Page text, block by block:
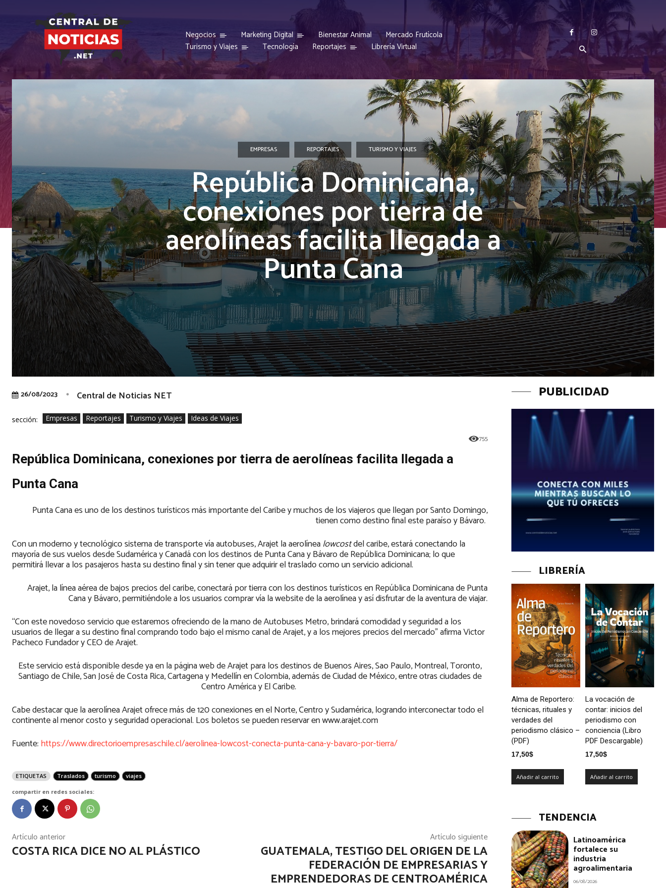
Negocios Marketing Digital Bienestar Animal
Mercado Frutícola
Turismo y Viajes
Tecnología Reportajes Librería Virtual
EMPRESAS REPORTAJES TURISMO Y VIAJES
República Dominicana,
conexiones por tierra de
aerolíneas facilita llegada a
Punta Cana
26/08/2023 Central de Noticias NET
sección: Empresas Reportajes Turismo y Viajes Ideas de Viajes
755
República Dominicana, conexiones por tierra de aerolíneas facilita llegada a
Punta Cana
Punta Cana es uno de los destinos turísticos más importante del Caribe y muchos de los viajeros que llegan por Santo Domingo,
tienen como destino final este paraíso y Bávaro.
Con un moderno y tecnológico sistema de transporte vía autobuses, Arajet la aerolínealowcostdel caribe, estará conectando la
mayoría de sus vuelos desde Sudamérica y Canadá con los destinos de Punta Cana y Bávaro de República Dominicana; lo que
permitirá llevar a los pasajeros hasta su destino final y sin tener que adquirir el traslado como un servicio adicional.
Arajet, la línea aérea de bajos precios del caribe, conectará por tierra con los destinos turísticos en República Dominicana de Punta
Cana y Bávaro, permitiéndole a los usuarios comprar vía la website de la aerolínea y así disfrutar de la aventura de viajar.
“Con este novedoso servicio que estaremos ofreciendo de la mano de Autobuses Metro, brindará comodidad y seguridad a los
usuarios de llegar a su destino final comprando todo bajo el mismo canal de Arajet, y a los mejores precios del mercado” afirma Victor
Pacheco Fundador y CEO de Arajet.
Este servicio está disponible desde ya en la página web de Arajet para los destinos de Buenos Aires, Sao Paulo, Montreal, Toronto,
Santiago de Chile, San José de Costa Rica, Cartagena y Medellín en Colombia, además de Ciudad de México, entre otras ciudades de
Centro América y El Caribe.
Cabe destacar que la aerolínea Arajet ofrece más de 120 conexiones en el Norte, Centro y Sudamérica, logrando interconectar todo el
continente al menor costo y seguridad operacional. Los boletos se pueden reservar en www.arajet.com
Fuente: https://www.directorioempresaschile.cl/aerolinea-lowcost-conecta-punta-cana-y-bavaro-por-tierra/
ETIQUETAS Traslados turismo viajes
compartir en redes sociales:
Artículo anterior
COSTA RICA DICE NO AL PLÁSTICO
Artículo siguiente
GUATEMALA, TESTIGO DEL ORIGEN DE LA
FEDERACIÓN DE EMPRESARIAS Y
EMPRENDEDORAS DE CENTROAMÉRICA
PUBLICIDAD
LIBRERÍA
Alma de Reportero:
técnicas, rituales y
verdades del
periodismo clásico –
(PDF)
17,50$
Añadir al carrito
La vocación de
contar: inicios del
periodismo con
conciencia (Libro
PDF Descargable)
17,50$
Añadir al carrito
TENDENCIA
Latinoamérica
fortalece su
industria
agroalimentaria
06/08/2026